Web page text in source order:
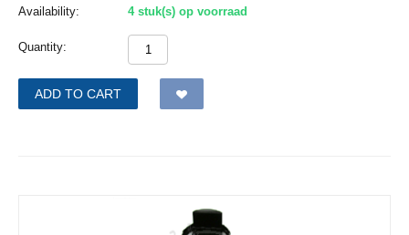
Availability:
4 stuk(s) op voorraad
Quantity:
ADD TO CART